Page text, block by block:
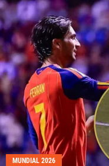
MUNDIAL 2026